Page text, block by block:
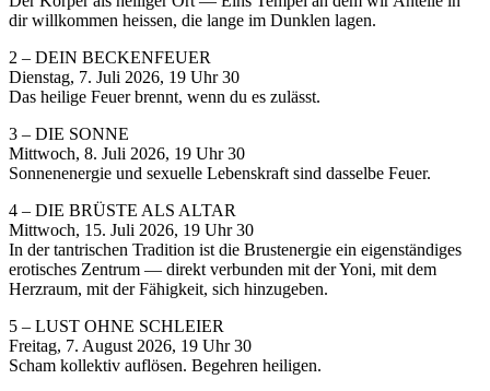
dir willkommen heissen, die lange im Dunklen lagen.
2 – DEIN BECKENFEUER
Dienstag, 7. Juli 2026, 19 Uhr 30
Das heilige Feuer brennt, wenn du es zulässt.
3 – DIE SONNE
Mittwoch, 8. Juli 2026, 19 Uhr 30
Sonnenenergie und sexuelle Lebenskraft sind dasselbe Feuer.
4 – DIE BRÜSTE ALS ALTAR
Mittwoch, 15. Juli 2026, 19 Uhr 30
In der tantrischen Tradition ist die Brustenergie ein eigenständiges
erotisches Zentrum — direkt verbunden mit der Yoni, mit dem
Herzraum, mit der Fähigkeit, sich hinzugeben.
5 – LUST OHNE SCHLEIER
Freitag, 7. August 2026, 19 Uhr 30
Scham kollektiv auflösen. Begehren heiligen.